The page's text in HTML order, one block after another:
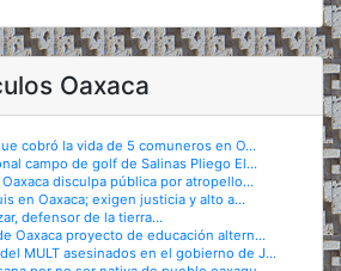
Oaxaca
cobró la vida de 5 comuneros en O...
campo de golf de Salinas Pliego El...
disculpa pública por atropello...
en Oaxaca; exigen justicia y alto a...
defensor de la tierra...
Oaxaca proyecto de educación altern...
MULT asesinados en el gobierno de J...